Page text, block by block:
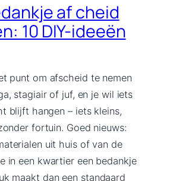
af cheid
10 DIY-ideeën
punt om afscheid te nemen
stagiair of juf, en je wil iets
blijft hangen – iets kleins,
fortuin. Goed nieuws:
uit huis of van de
in een kwartier een bedankje
maakt dan een standaard